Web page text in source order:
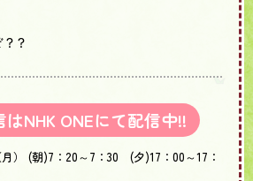
？？
はNHK ONEにて配信中!!
） (朝)7：20～7：30 (夕)17：00～17：